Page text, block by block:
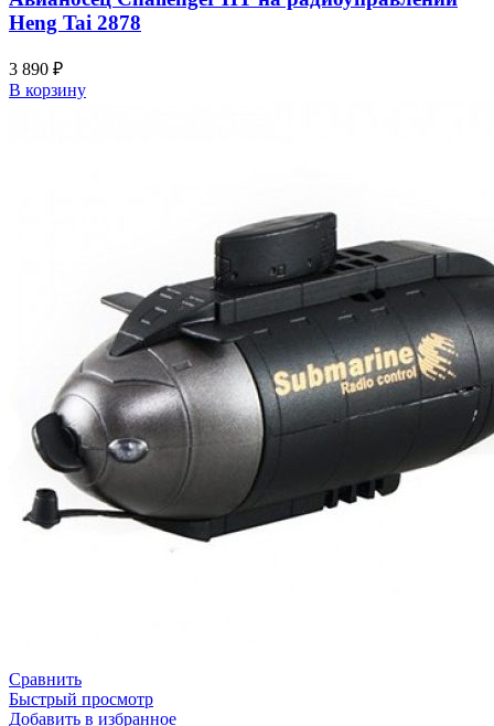
Heng Tai 2878
3 890 ₽
В корзину
Сравнить
Быстрый просмотр
Добавить в избранное